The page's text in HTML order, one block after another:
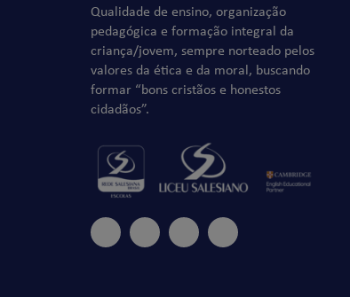
Qualidade de ensino, organização
pedagógica e formação integral da
criança/jovem, sempre norteado pelos
valores da ética e da moral, buscando
formar “bons cristãos e honestos
cidadãos”.